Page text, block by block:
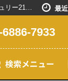
CASSIA豊中三国の過去掲載物件｜新大阪駅で賃貸マンションを探すなら創業20年以上のセンチュリー21ライフネット・ライブグループ 最
6886-7933